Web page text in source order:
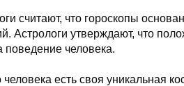
считают, что гороскопы
Астрологи утверждают, что
человека.
есть своя уникальная